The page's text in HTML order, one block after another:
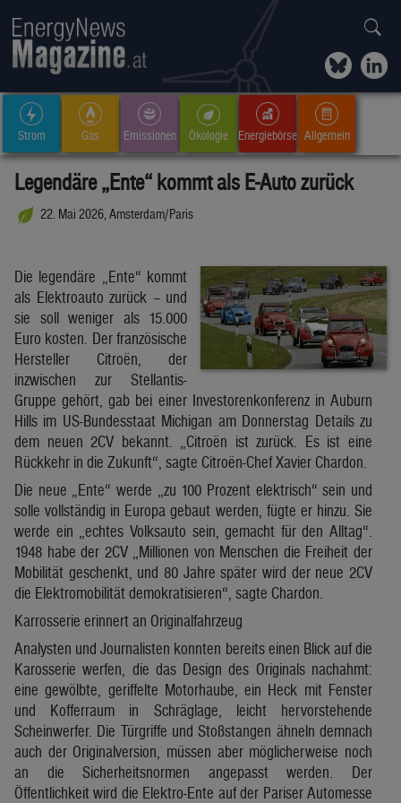
Strom Gas Emissionen Ökologie Energiebörse Allgemein
Legendäre „Ente“ kommt als E-Auto zurück
22. Mai 2026, Amsterdam/Paris
Die legendäre „Ente“ kommt
als Elektroauto zurück – und
sie soll weniger als 15.000
Euro kosten. Der französische
Hersteller Citroën, der
inzwischen zur Stellantis-
Gruppe gehört, gab bei einer Investorenkonferenz in Auburn
Hills im US-Bundesstaat Michigan am Donnerstag Details zu
dem neuen 2CV bekannt. „Citroën ist zurück. Es ist eine
Rückkehr in die Zukunft“, sagte Citroën-Chef Xavier Chardon.
Die neue „Ente“ werde „zu 100 Prozent elektrisch“ sein und
solle vollständig in Europa gebaut werden, fügte er hinzu. Sie
werde ein „echtes Volksauto sein, gemacht für den Alltag“.
1948 habe der 2CV „Millionen von Menschen die Freiheit der
Mobilität geschenkt, und 80 Jahre später wird der neue 2CV
die Elektromobilität demokratisieren“, sagte Chardon.
Karrosserie erinnert an Originalfahrzeug
Analysten und Journalisten konnten bereits einen Blick auf die
Karosserie werfen, die das Design des Originals nachahmt:
eine gewölbte, geriffelte Motorhaube, ein Heck mit Fenster
und Kofferraum in Schräglage, leicht hervorstehende
Scheinwerfer. Die Türgriffe und Stoßstangen ähneln demnach
auch der Originalversion, müssen aber möglicherweise noch
an die Sicherheitsnormen angepasst werden. Der
Öffentlichkeit wird die Elektro-Ente auf der Pariser Automesse